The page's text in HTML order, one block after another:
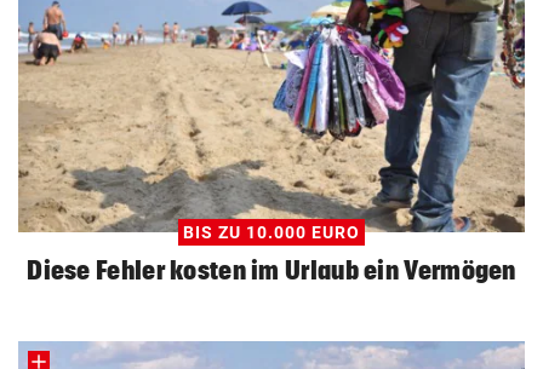
BIS ZU 10.000 EURO
Diese Fehler kosten im Urlaub ein Vermögen